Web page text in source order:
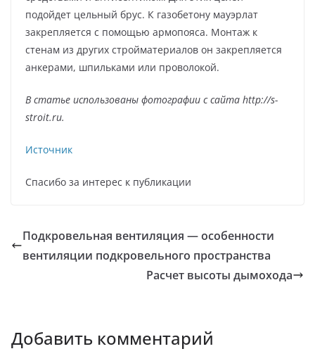
подойдет цельный брус. К газобетону мауэрлат
закрепляется с помощью армопояса. Монтаж к
стенам из других стройматериалов он закрепляется
анкерами, шпильками или проволокой.
В статье использованы фотографии с сайта http://s-
stroit.ru.
Источник
Спасибо за интерес к публикации
Подкровельная вентиляция — особенности
вентиляции подкровельного пространства
Расчет высоты дымохода
Добавить комментарий